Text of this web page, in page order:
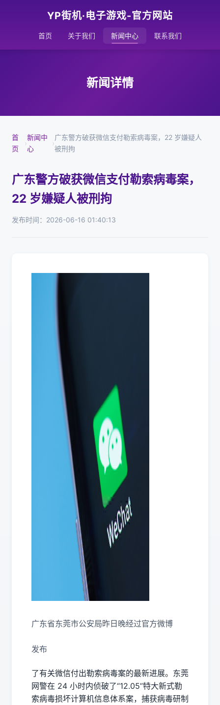
YP街机·电子游戏-官方网站
首页 关于我们 新闻中心 联系我们
新闻详情
首
页
›
新闻中
心
›
广东警方破获微信支付勒索病毒案，22 岁嫌疑人
被刑拘
广东警方破获微信支付勒索病毒案，
22 岁嫌疑人被刑拘
发布时间：2026-06-16 01:40:13
广东省东莞市公安局昨日晚经过官方微博
发布
了有关微信付出勒索病毒案的最新进展。东莞
网警在 24 小时内侦破了“12.05”特大新式勒
索病毒损坏计算机信息体系案，捕获病毒研制